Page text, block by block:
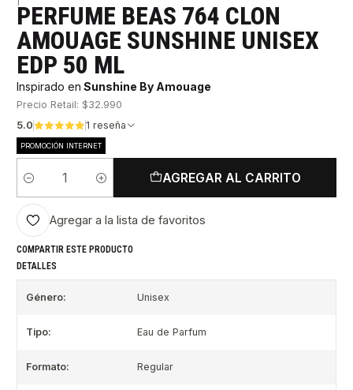
PERFUME BEAS 764 CLON
AMOUAGE SUNSHINE UNISEX
EDP 50 ML
Inspirado en Sunshine By Amouage
Precio Retail: $32.990
5.0
1 reseña
PROMOCIÓN INTERNET
Cantidad
AGREGAR AL CARRITO
Agregar a la lista de favoritos
COMPARTIR ESTE PRODUCTO
DETALLES
Género: Unisex
Tipo: Eau de Parfum
Formato: Regular